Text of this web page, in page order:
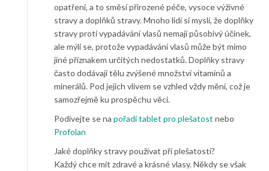
opatření, a to směsí přirozené péče, vysoce výživné
stravy a doplňků stravy. Mnoho lidí si myslí, že doplňky
stravy proti vypadávání vlasů nemají působivý účinek,
ale mýlí se, protože vypadávání vlasů může být mimo
jiné příznakem určitých nedostatků. Doplňky stravy
často dodávají tělu zvýšené množství vitamínů a
minerálů. Pod jejich vlivem se vzhled vždy mění, což je
samozřejmě ku prospěchu věci.
Podívejte se na pořadí tablet pro plešatost nebo
Profolan
Jaké doplňky stravy používat při plešatosti?
Každý chce mít zdravé a krásné vlasy. Někdy se však